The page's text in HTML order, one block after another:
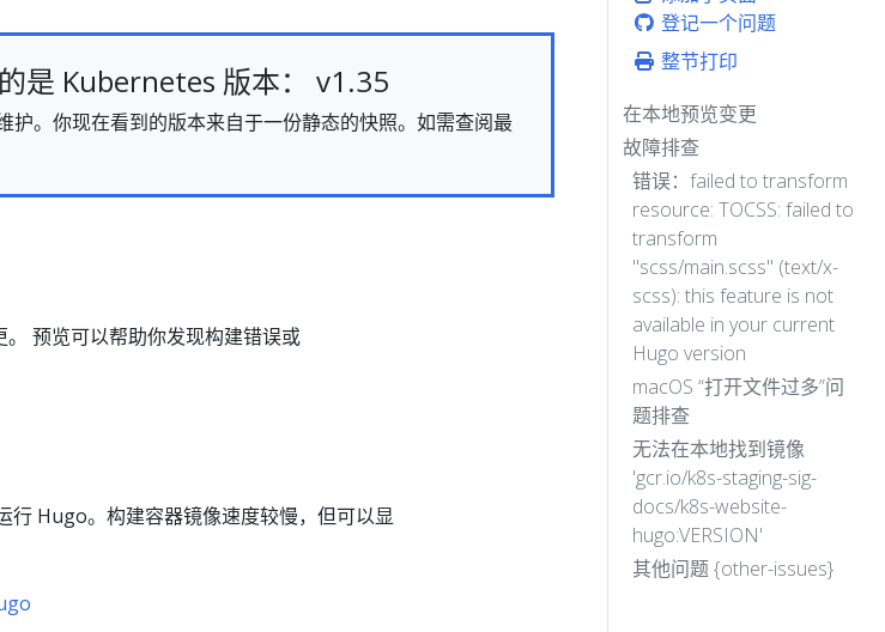
登记一个问题
整节打印
在本地预览变更
故障排查
错误：failed to transform
resource: TOCSS: failed to
transform
"scss/main.scss" (text/x-
scss): this feature is not
available in your current
Hugo version
macOS “打开文件过多”问
题排查
无法在本地找到镜像
'gcr.io/k8s-staging-sig-
docs/k8s-website-
hugo:VERSION'
其他问题 {other-issues}
是 Kubernetes 版本： v1.35
。你现在看到的版本来自于一份静态的快照。如需查阅最
预览可以帮助你发现构建错误或
行 Hugo。构建容器镜像速度较慢，但可以显